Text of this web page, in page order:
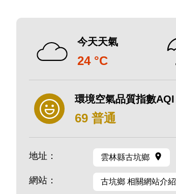
今天天氣
24 °C
環境空氣品質指數AQI
69 普通
地址： 雲林縣古坑鄉
網站： 古坑鄉 相關網站介紹